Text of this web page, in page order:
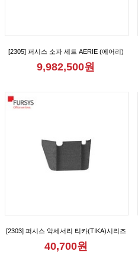
[2305] 퍼시스 소파 세트 AERIE (에어리)
모듈 8인 150° 형 소파 [CS61D08D]
9,982,500원
[2303] 퍼시스 악세서리 티카(TIKA)시리즈
1인용 가림판 [CGR1007M]
40,700원